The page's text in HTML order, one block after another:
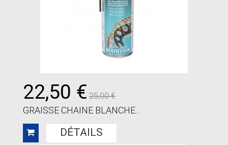
22,50 € 25,00 €
GRAISSE CHAINE BLANCHE...
DÉTAILS